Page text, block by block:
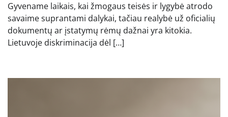
Gyvename laikais, kai žmogaus teisės ir lygybė atrodo
savaime suprantami dalykai, tačiau realybė už oficialių
dokumentų ar įstatymų rėmų dažnai yra kitokia.
Lietuvoje diskriminacija dėl […]